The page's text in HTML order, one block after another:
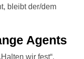
bleibt der/dem
Agents
wir fest“,